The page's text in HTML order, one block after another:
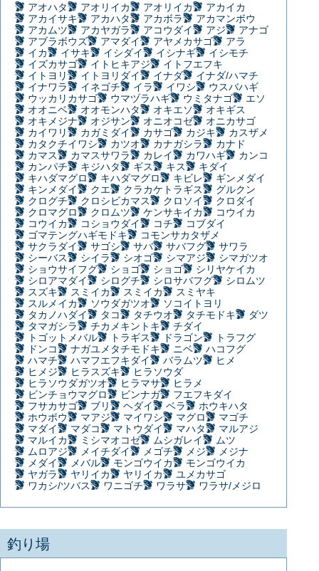
アオハタ アオリイカ アオリイカ
アカイカ
アカイサキ
アカハタ アカボラ
アカマンボウ
アカムツ
アカヤガラ アコウダイ アジ
アナゴ
アブラボウズ
アマダイ アヤメカサゴ
アラ
イカ
イサキ イシダイ イシナギ
イシモチ
イズカサゴ
イトヒキアジ
イトフエフキ
イトヨリ
イトヨリダイ イナダ
イナダ/ハマチ
イナワラ
イネゴチ イラ イワシ
ウスバハギ
ウッカリカサゴ
ウマヅラハギ ウミタナゴ
エソ
オオニベ
オオモンハタ オキエソ
オキギス
オキメジナ
オジサン オニオコゼ
オニカサゴ
カイワリ
カガミダイ カサゴ カジキ
カスザメ
カタクチイワシ
カツオ カナガシラ
カナド
カマス
カマスサワラ カレイ カワハギ
カンコ
カンパチ
キジハタ ギス キス
キダイ
キハダマグロ
キハダマグロ キビレ
ギンメダイ
キンメダイ
クエ クラカケトラギス
グルクン
クログチ
クロシビカマス クロソイ
クロダイ
クロマグロ
クロムツ ケンサキイカ
コウイカ
コウイカ
コショウダイ コチ
コブダイ
ゴマテングハギモドキ
コモンサカタザメ
サクラダイ
サゴシ サバ サバフグ
サワラ
シーバス
シイラ シオゴ シマアジ
シマガツオ
ショウサイフグ
ショゴ ショゴ
シリヤケイカ
シロアマダイ
シログチ シロサバフグ
シロムツ
スズキ
スミイカ スミイカ
スミヤキ
スルメイカ
ソウダガツオ
ソコイトヨリ
タカノハダイ
タコ タチウオ タチモドキ
ダツ
タマガシラ
チカメキントキ
チダイ
トゴットメバル
トラギス ドラゴン
トラフグ
ドンコ
ナガユメタチモドキ ニベ
ハコフグ
ハマチ
ハマフエフキダイ バラムツ
ヒメ
ヒメジ
ヒラスズキ
ヒラソウダ
ヒラソウダガツオ
ヒラマサ
ヒラメ
ビンチョウマグロ
ビンナガ
フエフキダイ
フサカサゴ
ブリ ヘダイ ベラ
ホウキハタ
ホウボウ
マアジ マイワシ マグロ
マゴチ
マダイ
マダコ マトウダイ マハタ
マルアジ
マルイカ
ミシマオコゼ ムシガレイ
ムツ
ムロアジ
メイチダイ メゴチ メジ
メジナ
メダイ
メバル モンゴウイカ
モンゴウイカ
ヤガラ
ヤリイカ ヤリイカ
ユメカサゴ
ワカシ/ツバス
ワニゴチ ワラサ ワラサ/メジロ
釣り場